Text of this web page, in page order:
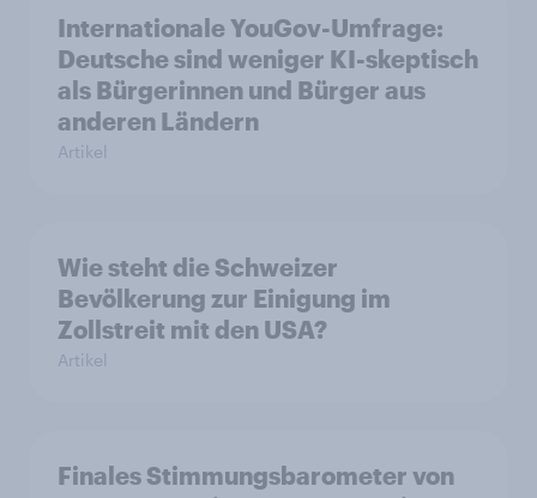
Internationale YouGov-Umfrage:
Deutsche sind weniger KI-skeptisch
als Bürgerinnen und Bürger aus
anderen Ländern
Artikel
Wie steht die Schweizer
Bevölkerung zur Einigung im
Zollstreit mit den USA?
Artikel
Finales Stimmungsbarometer von